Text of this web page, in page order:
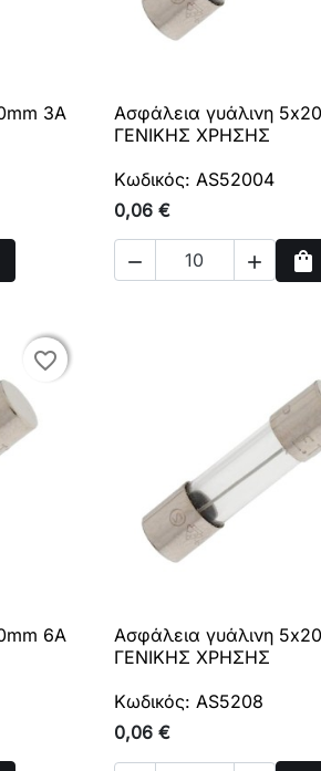
3A
 Γρήγορη
Ασφάλεια γυάλινη
ΓΕΝΙΚΗΣ ΧΡΗΣΗΣ
Κωδικός: AS52004
0,06 €
  shopping_bag
favorite_border
favorite_border
6A
 Γρήγορη
Ασφάλεια γυάλινη
ΓΕΝΙΚΗΣ ΧΡΗΣΗΣ
Κωδικός: AS5208
0,06 €